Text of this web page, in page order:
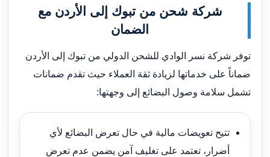
شركة شحن من تبوك إلى الأردن مع
الضمان
توفر شركة نسر الوادي للشحن الدولي من تبوك إلى الأردن
ضماناً على خدماتها لزيادة ثقة العملاء حيث تقدم ضمانات
تشمل سلامة وصول البضائع إلى وجهتها:
تتيح تعويضات مالية في حال تعرض البضائع لأي
أضرار، تعتمد على تغليف آمن يضمن عدم تعرض